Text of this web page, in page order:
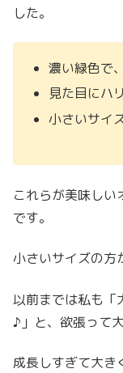
した。
濃い緑色で
見た目にハ
小さいサイ
これらが美味しい
です。
小さいサイズの方
以前までは私も「
♪」と、欲張って
成長しすぎて大き